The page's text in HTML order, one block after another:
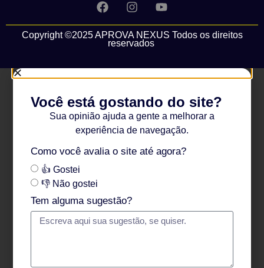
Copyright ©2025 APROVA NEXUS Todos os direitos
reservados
Você está gostando do site?
Sua opinião ajuda a gente a melhorar a
experiência de navegação.
Como você avalia o site até agora?
👍 Gostei
👎 Não gostei
Tem alguma sugestão?